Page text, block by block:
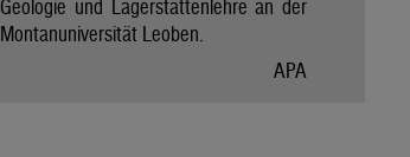
Geologie und Lagerstättenlehre an der
Montanuniversität Leoben.
APA